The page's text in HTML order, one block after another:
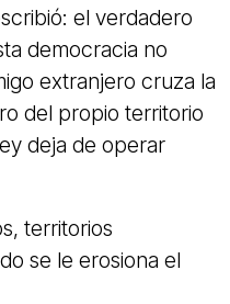
el verdadero
democracia no
extranjero cruza la
del propio territorio
deja de operar
territorios
se le erosiona el